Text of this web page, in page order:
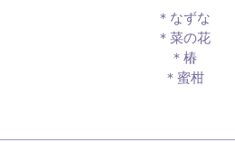
＊なずな
＊菜の花
＊椿
＊蜜柑